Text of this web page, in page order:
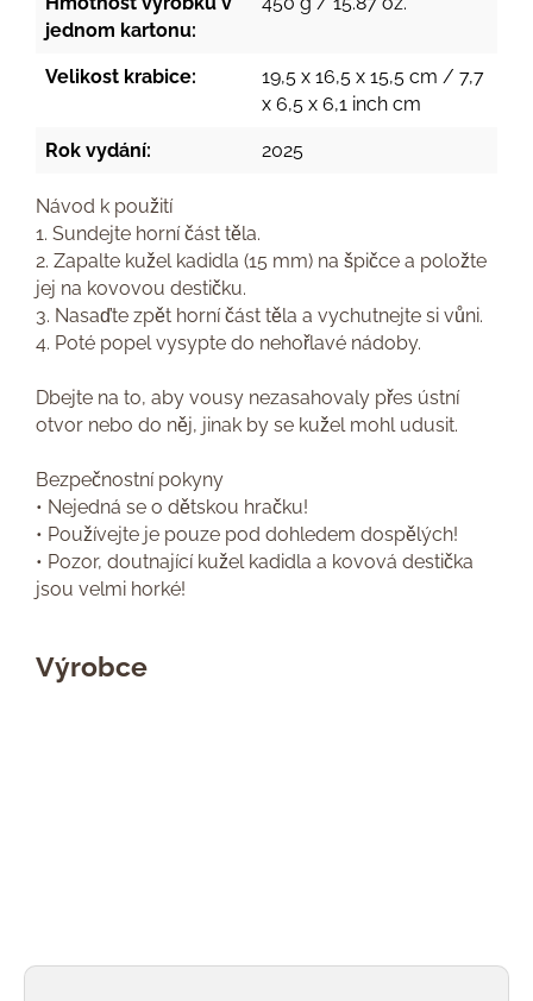
jednom kartonu:
Velikost krabice:
19,5 x 16,5 x 15,5 cm / 7,7
x 6,5 x 6,1 inch cm
Rok vydání: 2025
Návod k použití
1. Sundejte horní část těla.
2. Zapalte kužel kadidla (15 mm) na špičce a položte
jej na kovovou destičku.
3. Nasaďte zpět horní část těla a vychutnejte si vůni.
4. Poté popel vysypte do nehořlavé nádoby.
Dbejte na to, aby vousy nezasahovaly přes ústní
otvor nebo do něj, jinak by se kužel mohl udusit.
Bezpečnostní pokyny
• Nejedná se o dětskou hračku!
• Používejte je pouze pod dohledem dospělých!
• Pozor, doutnající kužel kadidla a kovová destička
jsou velmi horké!
Výrobce